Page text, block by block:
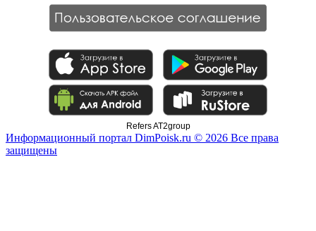
Refers AT2group
Информационный портал DimPoisk.ru © 2026 Все права
защищены